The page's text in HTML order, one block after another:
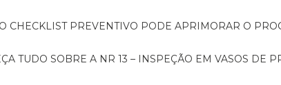
O CHECKLIST PREVENTIVO PODE APRIMORAR O
TUDO SOBRE A NR 13 – INSPEÇÃO EM VASOS DE